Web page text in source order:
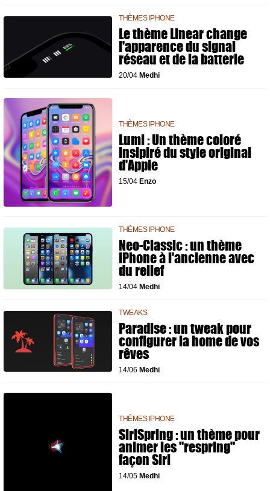
THÈMES IPHONE
Le thème Linear change
l'apparence du signal
réseau et de la batterie
20/04 Medhi
THÈMES IPHONE
Lumi : Un thème coloré
insipiré du style original
d'Apple
15/04 Enzo
THÈMES IPHONE
Neo-Classic : un thème
iPhone à l'ancienne avec
du relief
14/04 Medhi
TWEAKS
Paradise : un tweak pour
configurer la home de vos
rêves
14/06 Medhi
THÈMES IPHONE
SiriSpring : un thème pour
animer les "respring"
façon Siri
14/05 Medhi